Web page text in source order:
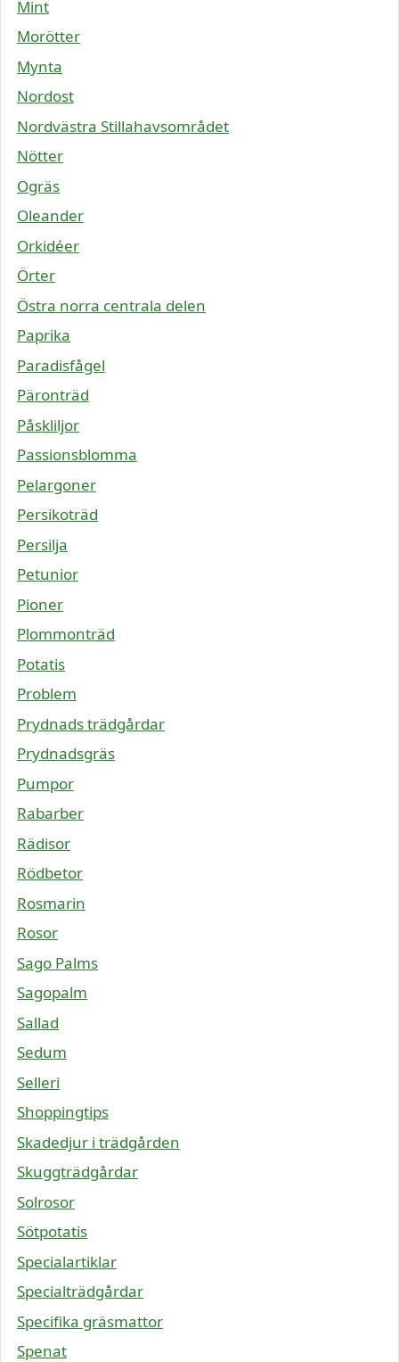
Mint
Morötter
Mynta
Nordost
Nordvästra Stillahavsområdet
Nötter
Ogräs
Oleander
Orkidéer
Örter
Östra norra centrala delen
Paprika
Paradisfågel
Päronträd
Påskliljor
Passionsblomma
Pelargoner
Persikoträd
Persilja
Petunior
Pioner
Plommonträd
Potatis
Problem
Prydnads trädgårdar
Prydnadsgräs
Pumpor
Rabarber
Rädisor
Rödbetor
Rosmarin
Rosor
Sago Palms
Sagopalm
Sallad
Sedum
Selleri
Shoppingtips
Skadedjur i trädgården
Skuggträdgårdar
Solrosor
Sötpotatis
Specialartiklar
Specialträdgårdar
Specifika gräsmattor
Spenat